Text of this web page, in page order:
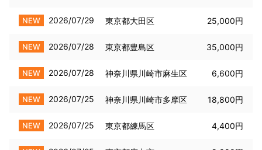
NEW 2026/07/29 東京都大田区 25,000円
NEW 2026/07/28 東京都豊島区 35,000円
NEW 2026/07/28 神奈川県川崎市麻生区 6,600円
NEW 2026/07/25 神奈川県川崎市多摩区 18,800円
NEW 2026/07/25 東京都練馬区 4,400円